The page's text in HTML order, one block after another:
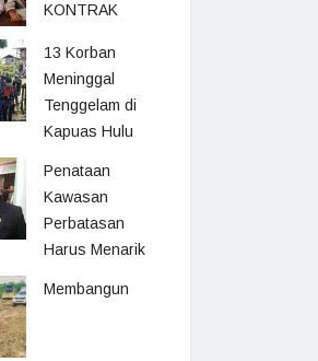
KONTRAK
13 Korban
Meninggal
Tenggelam di
Kapuas Hulu
Penataan
Kawasan
Perbatasan
Harus Menarik
Membangun